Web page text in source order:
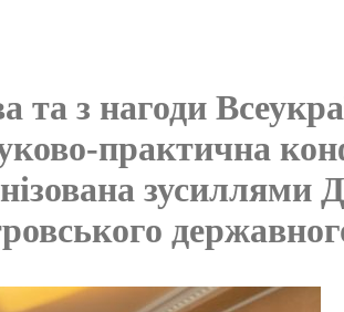
з нагоди
практична
зусиллями